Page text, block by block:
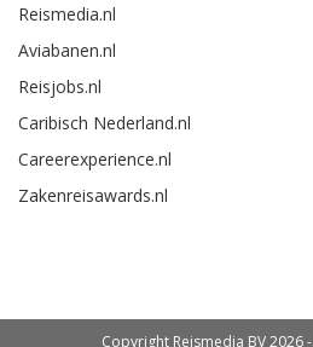
Reismedia.nl
Aviabanen.nl
Reisjobs.nl
Caribisch Nederland.nl
Careerexperience.nl
Zakenreisawards.nl
Copyright Reismedia BV 2026 -